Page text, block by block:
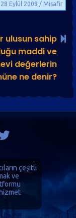
28 Eylül 2009 / Misafir
ulusun sahip
maddi ve
değerlerin
ne denir?
çeşitli
ve